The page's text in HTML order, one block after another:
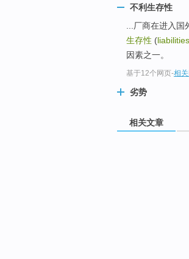
不利生存性
...厂商在进入
生存性 (
因素之一。
基于12个网页-相
劣势
相关文章